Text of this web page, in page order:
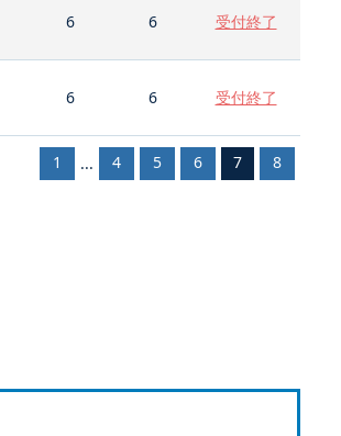
6 6 受付終了
6 6 受付終了
1 ... 4 5 6 7 8